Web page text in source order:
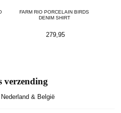
FARM RIO PORCELAIN BIRDS
DENIM SHIRT
279,95
verzending
& België